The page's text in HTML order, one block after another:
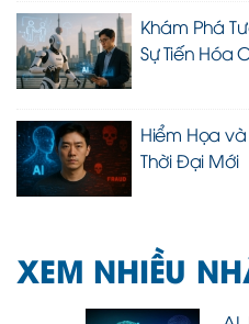
Khám Phá
Sự Tiến Hóa
Hiểm Họa
Thời Đại Mới
XEM NHIỀU